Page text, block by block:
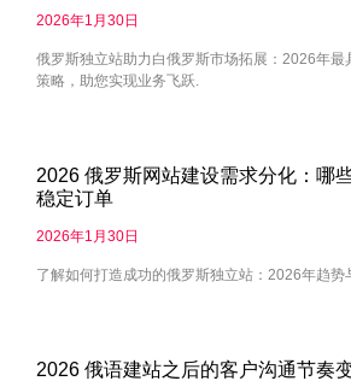
2026年1月30日
俄罗斯独立站助力白俄罗斯市场拓展：2026年最
策略，助您实现业务飞跃.
2026 俄罗斯网站建设需求分化：哪
稳定订单
2026年1月30日
了解如何打造成功的俄罗斯独立站：2026年趋势
2026 俄语建站之后的客户沟通节奏